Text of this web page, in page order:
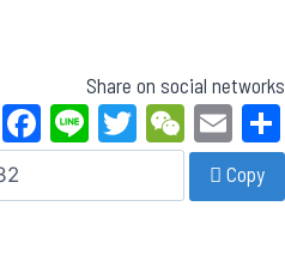
Share on social networks
Fa
ce
bo
Li
ne
T
wi
tt
W
eC
ha
E
m
ail
Copy